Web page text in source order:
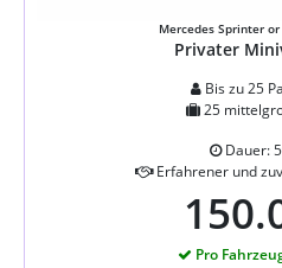
Mercedes Sprinter
Privater
Bis zu 25
25
Dauer:
Erfahrener und
Pro